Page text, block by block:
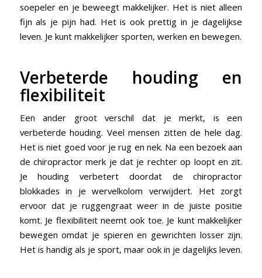
soepeler en je beweegt makkelijker. Het is niet alleen
fijn als je pijn had. Het is ook prettig in je dagelijkse
leven. Je kunt makkelijker sporten, werken en bewegen.
Verbeterde houding en
flexibiliteit
Een ander groot verschil dat je merkt, is een
verbeterde houding. Veel mensen zitten de hele dag.
Het is niet goed voor je rug en nek. Na een bezoek aan
de chiropractor merk je dat je rechter op loopt en zit.
Je houding verbetert doordat de chiropractor
blokkades in je wervelkolom verwijdert. Het zorgt
ervoor dat je ruggengraat weer in de juiste positie
komt. Je flexibiliteit neemt ook toe. Je kunt makkelijker
bewegen omdat je spieren en gewrichten losser zijn.
Het is handig als je sport, maar ook in je dagelijks leven.